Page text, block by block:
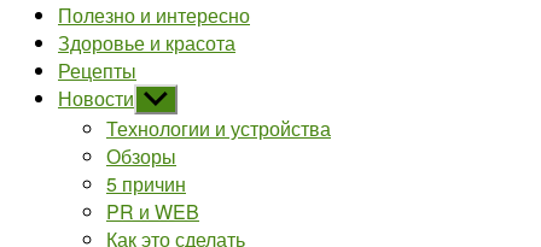
Полезно и интересно
Здоровье и красота
Рецепты
Новости Показывать
подменю
Технологии и устройства
Обзоры
5 причин
PR и WEB
Как это сделать